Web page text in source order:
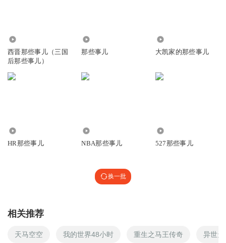
西晋那些事儿（三国
后那些事儿）
那些事儿 大凯家的那些事儿
HR那些事儿 NBA那些事儿 527那些事儿
换一批
相关推荐
天马空空 我的世界48小时 重生之马王传奇 异世